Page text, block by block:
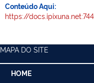
Conteúdo Aqui:
https://
MAPA DO SITE
HOME